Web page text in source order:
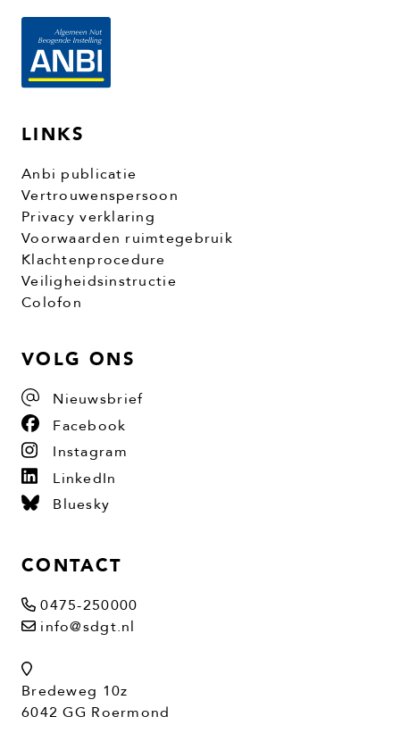
LINKS
Anbi publicatie
Vertrouwenspersoon
Privacy verklaring
Voorwaarden ruimtegebruik
Klachtenprocedure
Veiligheidsinstructie
Colofon
VOLG ONS
Nieuwsbrief
Facebook
Instagram
LinkedIn
Bluesky
CONTACT
0475-250000
info@sdgt.nl
Bredeweg 10z
6042 GG Roermond